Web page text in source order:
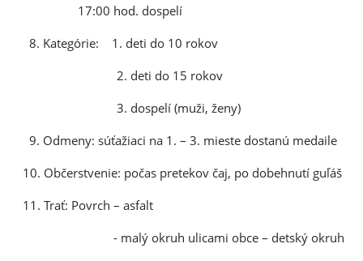
17:00 hod. dospelí
8. Kategórie: 1. deti do 10 rokov
2. deti do 15 rokov
3. dospelí (muži, ženy)
9. Odmeny: súťažiaci na 1. – 3. mieste dostanú medaile
10. Občerstvenie: počas pretekov čaj, po dobehnutí guľáš
11. Trať: Povrch – asfalt
- malý okruh ulicami obce – detský okruh